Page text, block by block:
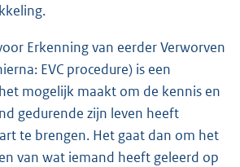
Erkenning van eerder Verworven
EVC procedure) is een
mogelijk maakt om de kennis en
gedurende zijn leven heeft
te brengen. Het gaat dan om het
van wat iemand heeft geleerd op